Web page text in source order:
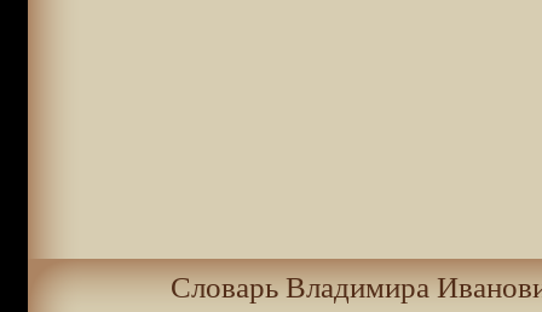
Словарь Владимира